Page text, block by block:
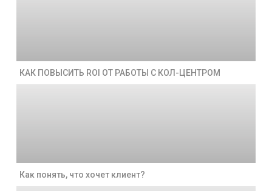
КАК ПОВЫСИТЬ ROI ОТ РАБОТЫ С КОЛ-ЦЕНТРОМ
Как понять, что хочет клиент?